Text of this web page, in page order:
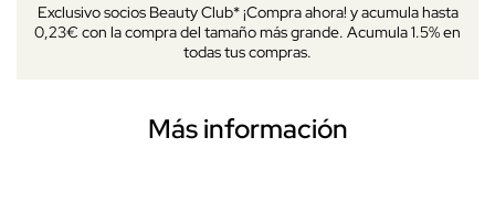
Exclusivo socios Beauty Club* ¡Compra ahora! y acumula hasta
0,23€ con la compra del tamaño más grande. Acumula 1.5% en
todas tus compras.
Más información